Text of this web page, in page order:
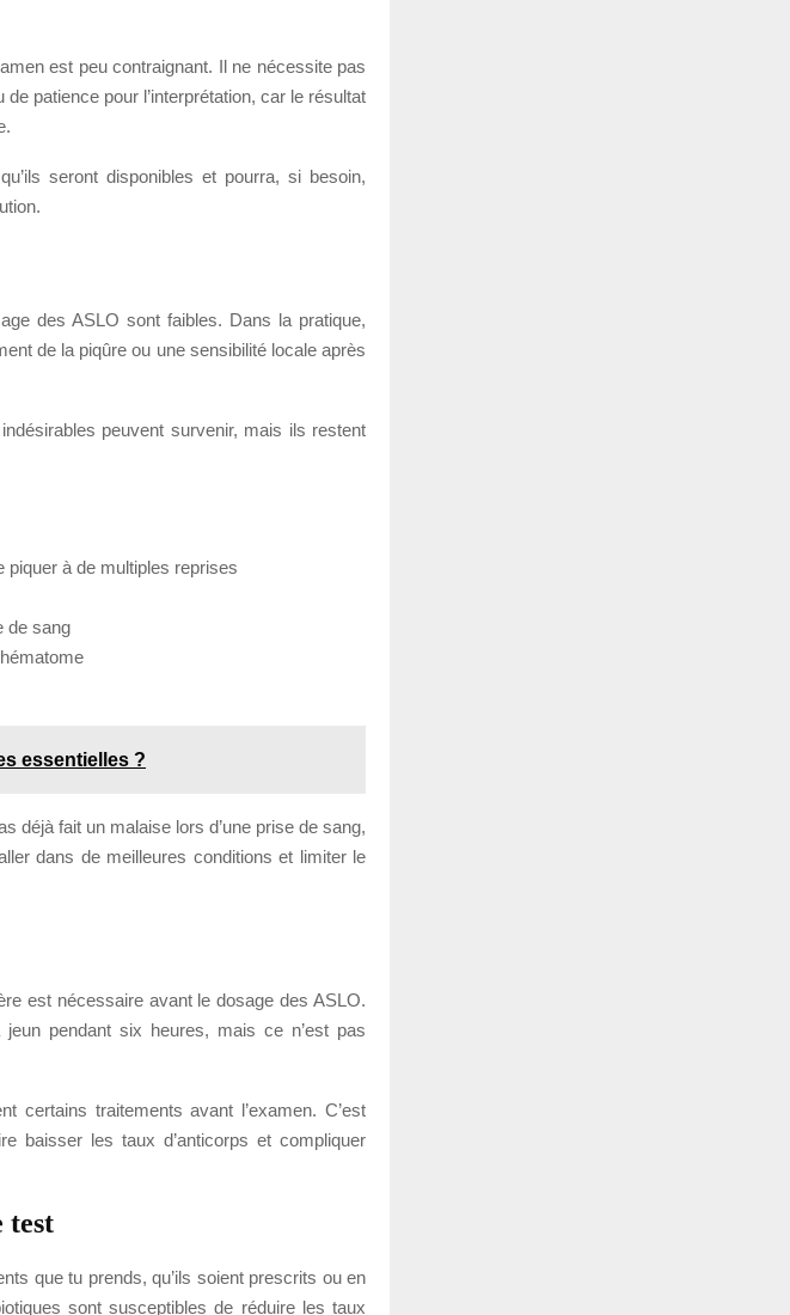
est peu contraignant. Il ne nécessite pas
patience pour l’interprétation, car le résultat
seront disponibles et pourra, si besoin,
des ASLO sont faibles. Dans la pratique,
de la piqûre ou une sensibilité locale après
peuvent survenir, mais ils restent
piquer à de multiples reprises
de sang
essentielles ?
déjà fait un malaise lors d’une prise de sang,
dans de meilleures conditions et limiter le
est nécessaire avant le dosage des ASLO.
pendant six heures, mais ce n’est pas
certains traitements avant l’examen. C’est
baisser les taux d’anticorps et compliquer
test
que tu prends, qu’ils soient prescrits ou en
sont susceptibles de réduire les taux